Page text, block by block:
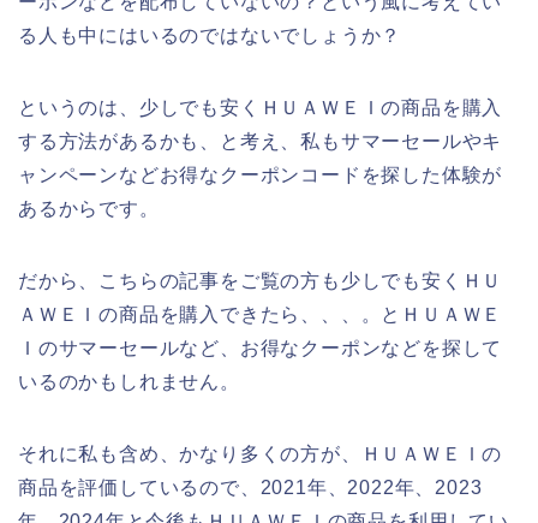
る人も中にはいるのではないでしょうか？
というのは、少しでも安くＨＵＡＷＥＩの商品を購入
する方法があるかも、と考え、私もサマーセールやキ
ャンペーンなどお得なクーポンコードを探した体験が
あるからです。
だから、こちらの記事をご覧の方も少しでも安くＨＵ
ＡＷＥＩの商品を購入できたら、、、。とＨＵＡＷＥ
Ｉのサマーセールなど、お得なクーポンなどを探して
いるのかもしれません。
それに私も含め、かなり多くの方が、ＨＵＡＷＥＩの
商品を評価しているので、2021年、2022年、2023